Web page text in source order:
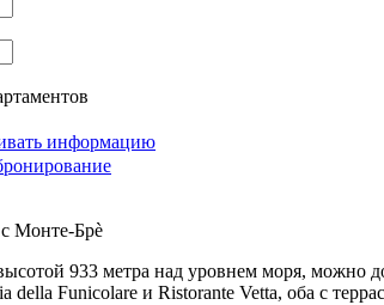
информацию
Монте-Брè
933 метра над уровнем моря, можно
della Funicolare и Ristorante Vetta, оба с